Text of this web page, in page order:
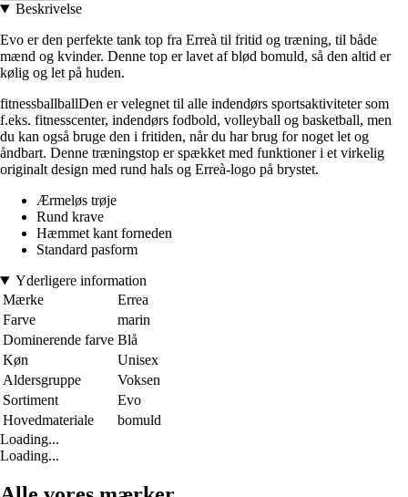
Beskrivelse
Evo er den perfekte tank top fra Erreà til fritid og træning, til både
mænd og kvinder. Denne top er lavet af blød bomuld, så den altid er
kølig og let på huden.
fitnessballballDen er velegnet til alle indendørs sportsaktiviteter som
f.eks. fitnesscenter, indendørs fodbold, volleyball og basketball, men
du kan også bruge den i fritiden, når du har brug for noget let og
åndbart. Denne træningstop er spækket med funktioner i et virkelig
originalt design med rund hals og Erreà-logo på brystet.
Ærmeløs trøje
Rund krave
Hæmmet kant forneden
Standard pasform
Yderligere information
Mærke
Errea
Farve
marin
Dominerende farve Blå
Køn
Unisex
Aldersgruppe
Voksen
Sortiment
Evo
Hovedmateriale
bomuld
Loading...
Loading...